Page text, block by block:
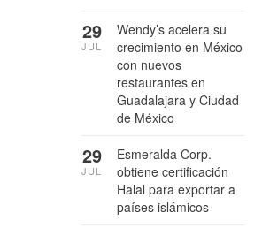
Wendy’s acelera su
crecimiento en México
con nuevos
restaurantes en
Guadalajara y Ciudad
de México
29
JUL
Esmeralda Corp.
obtiene certificación
Halal para exportar a
países islámicos
29
JUL